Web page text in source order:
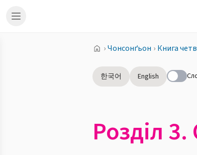
›Чонсонґьон › Книга
한국어 English
Розділ